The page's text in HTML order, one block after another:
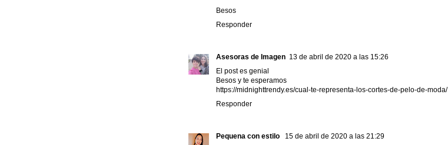
Besos
Responder
Asesoras de Imagen 13 de abril de 2020 a las 15:26
El post es genial
Besos y te esperamos
https://midnighttrendy.es/cual-te-representa-los-cortes-de-pelo-de-moda/
Responder
Pequena con estilo
15 de abril de 2020 a las 21:29